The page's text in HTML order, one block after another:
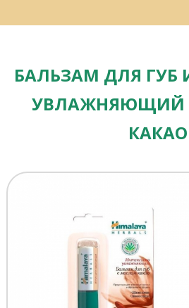
БАЛЬЗАМ ДЛЯ ГУБ
УВЛАЖНЯЮЩИЙ
КАКАО